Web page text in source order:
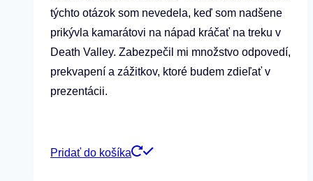
týchto otázok som nevedela, keď som nadšene
prikývla kamarátovi na nápad kráčať na treku v
Death Valley. Zabezpečil mi množstvo odpovedí,
prekvapení a zážitkov, ktoré budem zdieľať v
prezentácii.
Pridať do košíka